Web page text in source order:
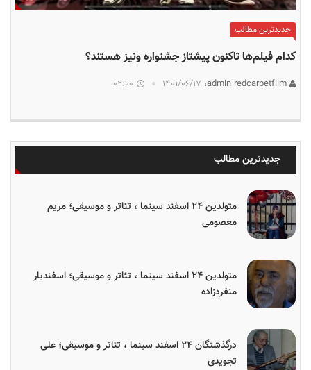
جدیدترین مطالب
کدام فیلم‌ها تاکنون پیشتاز جشنواره ونیز هستند؟
۱۴۰۱/۰۶/۱۷ 02:00
جدیدترین مطالب
متولدین ۲۴ اسفند سینما ، تئاتر و موسیقی؛ مریم
معصومی
متولدین ۲۴ اسفند سینما ، تئاتر و موسیقی؛ اسفندیار
منفردزاده
درگذشتگان ۲۴ اسفند سینما ، تئاتر و موسیقی؛ علی
تجویدی